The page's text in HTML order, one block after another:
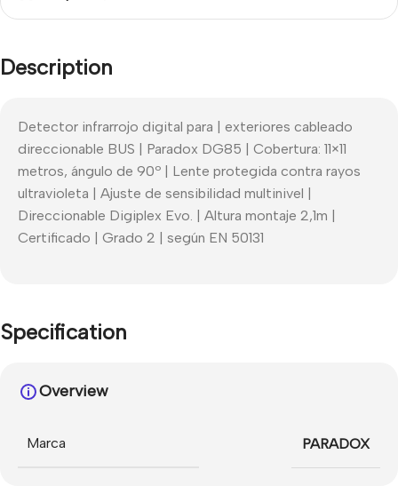
Description
Detector infrarrojo digital para | exteriores cableado
direccionable BUS | Paradox DG85 | Cobertura: 11×11
metros, ángulo de 90º | Lente protegida contra rayos
ultravioleta | Ajuste de sensibilidad multinivel |
Direccionable Digiplex Evo. | Altura montaje 2,1m |
Certificado | Grado 2 | según EN 50131
Specification
Overview
Marca PARADOX